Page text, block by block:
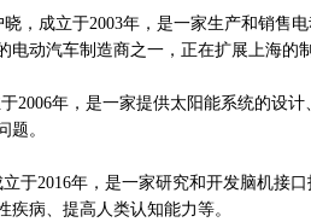
成立于2003年，是一家生产和销售
动汽车制造商之一，正在扩展上海的
年，是一家提供太阳能系统的设计
题。
2016年，是一家研究和开发脑机接口
病、提高人类认知能力等。